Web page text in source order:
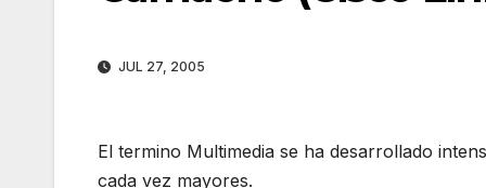
JUL 27, 2005
El termino Multimedia se ha desarrollado
cada vez mayores.